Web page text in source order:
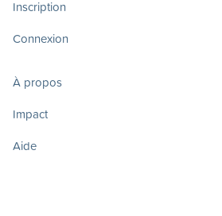
Inscription
Connexion
À propos
Impact
Aide